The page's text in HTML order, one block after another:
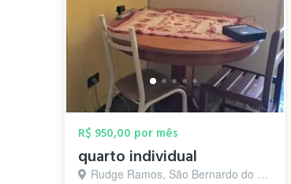
R$ 950,00 por mês
quarto individual
Rudge Ramos, São Bernardo do Campo - SP